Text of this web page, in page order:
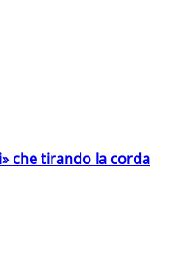
che tirando la corda